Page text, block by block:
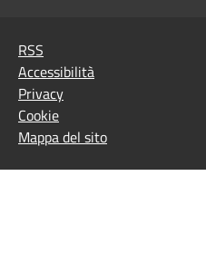
RSS
Accessibilità
Privacy
Cookie
Mappa del sito